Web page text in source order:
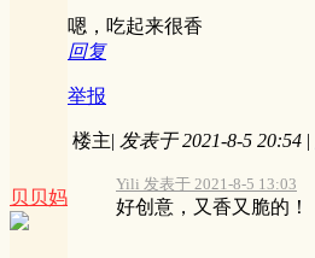
嗯，吃起来很香
回复
举报
贝贝妈
楼主| 发表于 2021-8-5 20:54 |
Yili 发表于 2021-8-5 13:03
好创意，又香又脆的！